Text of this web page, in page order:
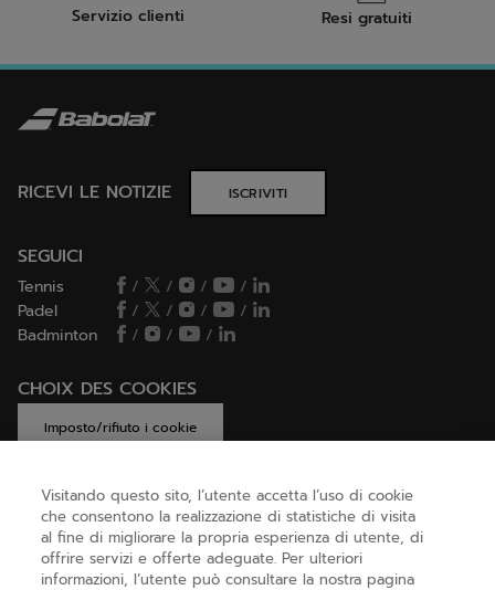
Servizio clienti Resi gratuiti
RICEVI LE NOTIZIE ISCRIVITI
SEGUICI
Tennis / / /
/
Padel
/ / /
/
Badminton
/ / /
CHOIX DES COOKIES
Imposto/rifiuto i cookie
AIUTO
Visitando questo sito, l’utente accetta l’uso di cookie
che consentono la realizzazione di statistiche di visita
al fine di migliorare la propria esperienza di utente, di
offrire servizi e offerte adeguate. Per ulteriori
informazioni, l’utente può consultare la nostra pagina